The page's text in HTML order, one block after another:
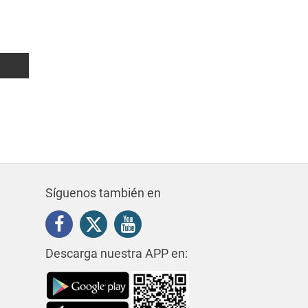
Síguenos también en
Descarga nuestra APP en: